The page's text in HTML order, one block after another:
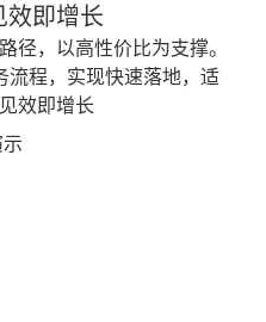
效即增长
径，以高性价比为支撑。
流程，实现快速落地，适
效即增长